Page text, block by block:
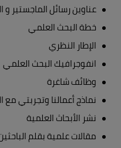
عناوين رسائل الماجستير و
خطة البحث العلمي
الإطار النظري
انفوجرافيك البحث العلمي
وظائف شاغرة
نماذج أعمالنا وتجربتي مع
نشر الأبحاث العلمية
مقالات علمية بقلم